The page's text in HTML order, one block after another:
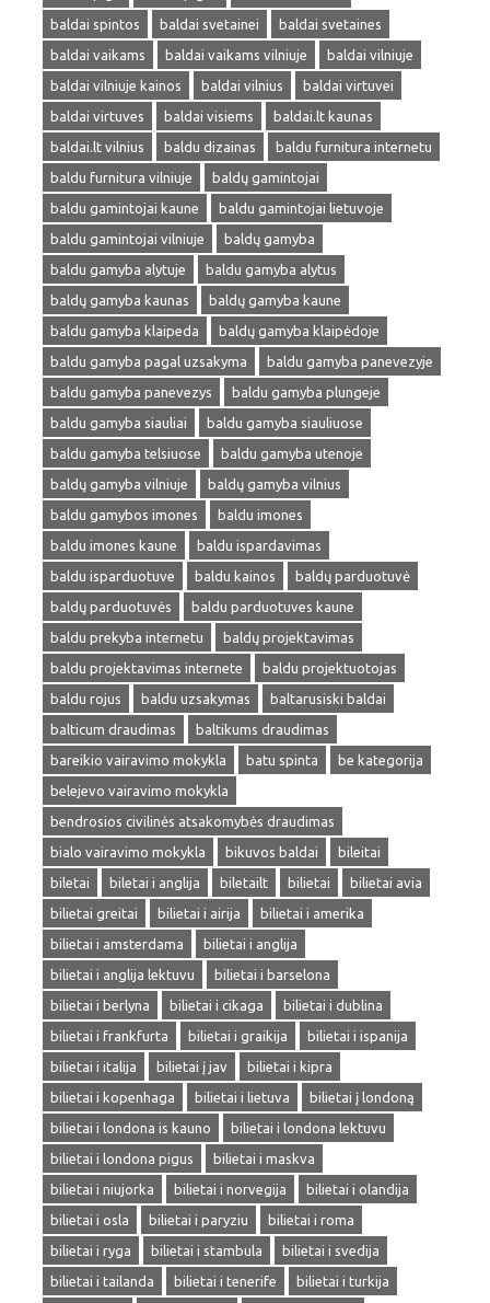
baldai spintos
baldai svetainei
baldai svetaines
baldai vaikams
baldai vaikams vilniuje
baldai vilniuje
baldai vilniuje kainos
baldai vilnius
baldai virtuvei
baldai virtuves
baldai visiems
baldai.lt kaunas
baldai.lt vilnius
baldu dizainas
baldu furnitura internetu
baldu furnitura vilniuje
baldų gamintojai
baldu gamintojai kaune
baldu gamintojai lietuvoje
baldu gamintojai vilniuje
baldų gamyba
baldu gamyba alytuje
baldu gamyba alytus
baldų gamyba kaunas
baldų gamyba kaune
baldu gamyba klaipeda
baldų gamyba klaipėdoje
baldu gamyba pagal uzsakyma
baldu gamyba panevezyje
baldu gamyba panevezys
baldu gamyba plungeje
baldu gamyba siauliai
baldu gamyba siauliuose
baldu gamyba telsiuose
baldu gamyba utenoje
baldų gamyba vilniuje
baldų gamyba vilnius
baldu gamybos imones
baldu imones
baldu imones kaune
baldu ispardavimas
baldu isparduotuve
baldu kainos
baldų parduotuvė
baldų parduotuvės
baldu parduotuves kaune
baldu prekyba internetu
baldų projektavimas
baldu projektavimas internete
baldu projektuotojas
baldu rojus
baldu uzsakymas
baltarusiski baldai
balticum draudimas
baltikums draudimas
bareikio vairavimo mokykla
batu spinta
be kategorija
belejevo vairavimo mokykla
bendrosios civilinės atsakomybės draudimas
bialo vairavimo mokykla
bikuvos baldai
bileitai
biletai
biletai i anglija biletailt bilietai
bilietai avia
bilietai greitai
bilietai i airija
bilietai i amerika
bilietai i amsterdama
bilietai i anglija
bilietai i anglija lektuvu
bilietai i barselona
bilietai i berlyna
bilietai i cikaga
bilietai i dublina
bilietai i frankfurta
bilietai i graikija
bilietai i ispanija
bilietai i italija
bilietai į jav
bilietai i kipra
bilietai i kopenhaga
bilietai i lietuva
bilietai į londoną
bilietai i londona is kauno
bilietai i londona lektuvu
bilietai i londona pigus
bilietai i maskva
bilietai i niujorka
bilietai i norvegija
bilietai i olandija
bilietai i osla
bilietai i paryziu
bilietai i roma
bilietai i ryga
bilietai i stambula
bilietai i svedija
bilietai i tailanda
bilietai i tenerife
bilietai i turkija